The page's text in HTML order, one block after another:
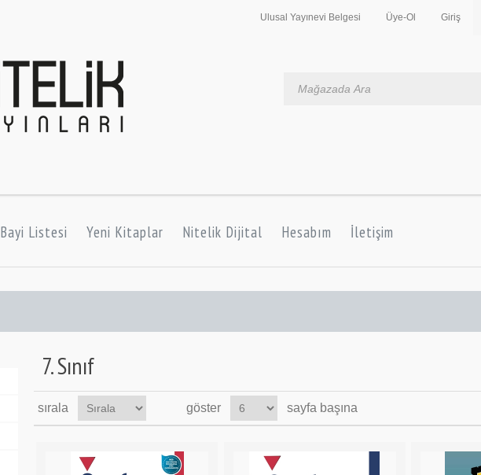
Ulusal Yayınevi Belgesi Üye-Ol Giriş
Bayi Listesi Yeni Kitaplar Nitelik Dijital Hesabım İletişim
7. Sınıf
sırala göster sayfa başına